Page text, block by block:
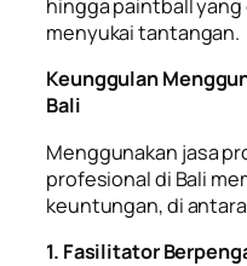
hingga paintball
menyukai tantangan.
Keunggulan
Bali
Menggunakan jasa
profesional di Bali
keuntungan, di
1. Fasilitator